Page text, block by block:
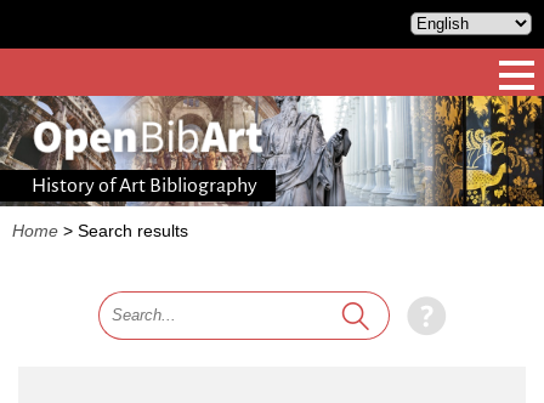
History of Art Bibliography
Home > Search results